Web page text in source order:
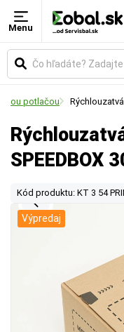
Menu
potlačou
SPEEDBOX
Kód produktu: KT 3 54
Výpredaj